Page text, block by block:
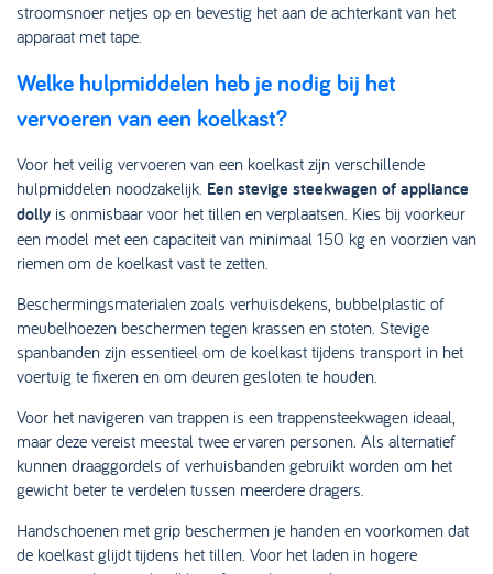
stroomsnoer netjes op en bevestig het aan de achterkant van het
apparaat met tape.
Welke hulpmiddelen heb je nodig bij het
vervoeren van een koelkast?
Voor het veilig vervoeren van een koelkast zijn verschillende
hulpmiddelen noodzakelijk. Een stevige steekwagen of appliance
dolly is onmisbaar voor het tillen en verplaatsen. Kies bij voorkeur
een model met een capaciteit van minimaal 150 kg en voorzien van
riemen om de koelkast vast te zetten.
Beschermingsmaterialen zoals verhuisdekens, bubbelplastic of
meubelhoezen beschermen tegen krassen en stoten. Stevige
spanbanden zijn essentieel om de koelkast tijdens transport in het
voertuig te fixeren en om deuren gesloten te houden.
Voor het navigeren van trappen is een trappensteekwagen ideaal,
maar deze vereist meestal twee ervaren personen. Als alternatief
kunnen draaggordels of verhuisbanden gebruikt worden om het
gewicht beter te verdelen tussen meerdere dragers.
Handschoenen met grip beschermen je handen en voorkomen dat
de koelkast glijdt tijdens het tillen. Voor het laden in hogere